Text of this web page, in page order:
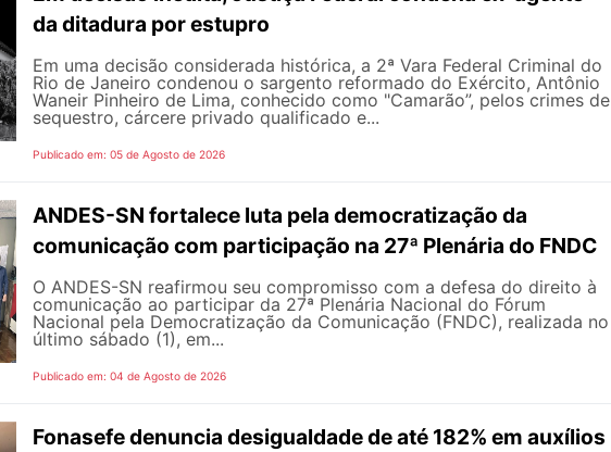
da ditadura por estupro
Em uma decisão considerada histórica, a 2ª Vara Federal Criminal do
Rio de Janeiro condenou o sargento reformado do Exército, Antônio
Waneir Pinheiro de Lima, conhecido como "Camarão”, pelos crimes de
sequestro, cárcere privado qualificado e...
Publicado em: 05 de Agosto de 2026
ANDES-SN fortalece luta pela democratização da
comunicação com participação na 27ª Plenária do FNDC
O ANDES-SN reafirmou seu compromisso com a defesa do direito à
comunicação ao participar da 27ª Plenária Nacional do Fórum
Nacional pela Democratização da Comunicação (FNDC), realizada no
último sábado (1), em...
Publicado em: 04 de Agosto de 2026
Fonasefe denuncia desigualdade de até 182% em auxílios